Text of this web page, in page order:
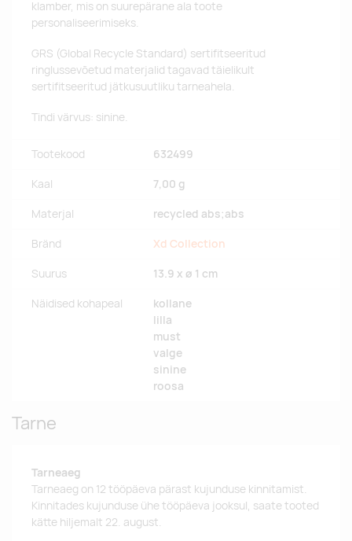
klamber, mis on suurepärane ala toote
personaliseerimiseks.
GRS (Global Recycle Standard) sertifitseeritud
ringlussevõetud materjalid tagavad täielikult
sertifitseeritud jätkusuutliku tarneahela.
Tindi värvus: sinine.
Tootekood 632499
Kaal 7,00 g
Materjal recycled abs;abs
Bränd Xd Collection
Suurus 13.9 x ø 1 cm
Näidised kohapeal
kollane
lilla
must
valge
sinine
roosa
Tarne
Tarneaeg
Tarneaeg on 12 tööpäeva pärast kujunduse kinnitamist.
Kinnitades kujunduse ühe tööpäeva jooksul, saate tooted
kätte hiljemalt 22. august.